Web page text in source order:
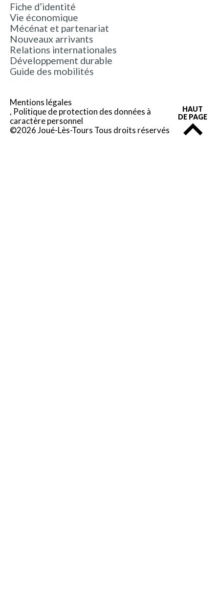
Fiche d’identité
Vie économique
Mécénat et partenariat
Nouveaux arrivants
Relations internationales
Développement durable
Guide des mobilités
Mentions légales
Politique de protection des données à
caractère personnel
©2026 Joué-Lès-Tours Tous droits réservés
HAUT
DE PAGE